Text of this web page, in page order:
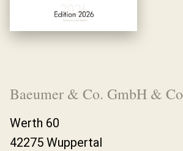
Baeumer & Co. GmbH &
Werth 60
42275 Wuppertal